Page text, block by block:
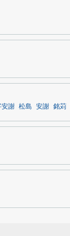
安謝 松島 安謝 銘苅